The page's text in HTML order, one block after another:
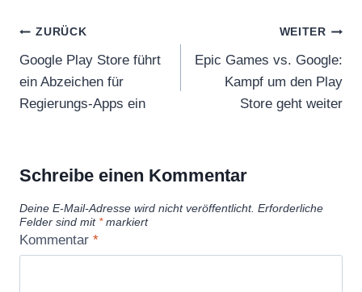
Beitragsnavigation
ZURÜCK
Google Play Store führt
ein Abzeichen für
Regierungs-Apps ein
WEITER
Epic Games vs. Google:
Kampf um den Play
Store geht weiter
Schreibe einen Kommentar
Deine E-Mail-Adresse wird nicht veröffentlicht. Erforderliche
Felder sind mit *markiert
Kommentar *